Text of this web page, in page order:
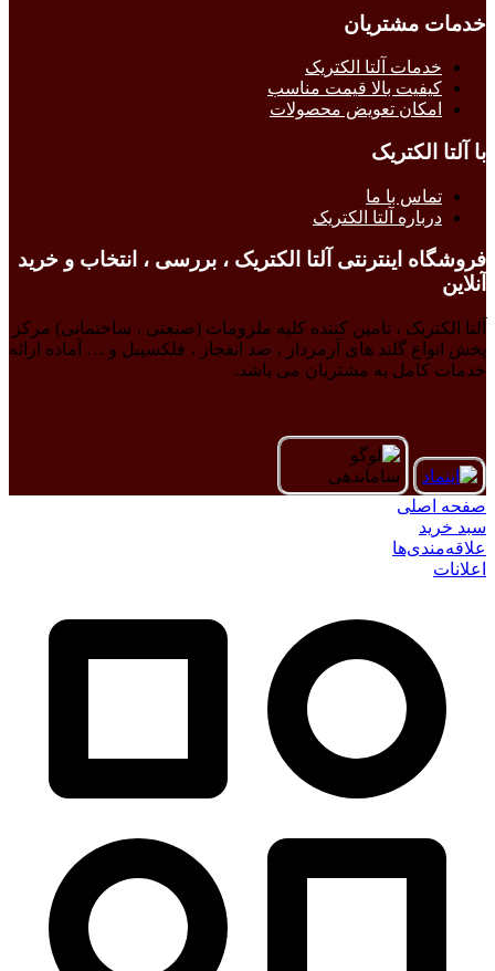
خدمات مشتریان
خدمات آلتا الکتریک
کیفیت بالا قیمت مناسب
امکان تعویض محصولات
با آلتا الکتریک
تماس با ما
درباره آلتا الکتریک
فروشگاه اینترنتی آلتا الکتریک ، بررسی ، انتخاب و خرید
آنلاین
آلتا الکتریک ، تامین کننده کلیه ملزومات (صنعتی ، ساختمانی) مرکز
پخش انواع گلند های آرمردار ، ضد انفجار ، فلکسیبل و … آماده ارائه
خدمات کامل به مشتریان می باشد.
صفحه اصلی
سبد خرید
علاقه‌مندی‌ها
اعلانات